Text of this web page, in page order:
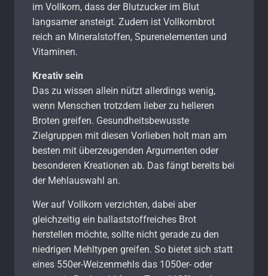
im Vollkorn, dass der Blutzucker im Blut
langsamer ansteigt. Zudem ist Vollkornbrot
reich an Mineralstoffen, Spurenelementen und
Vitaminen.
Kreativ sein
Das zu wissen allein nützt allerdings wenig,
wenn Menschen trotzdem lieber zu helleren
Broten greifen. Gesundheitsbewusste
Zielgruppen mit diesen Vorlieben holt man am
besten mit überzeugenden Argumenten oder
besonderen Kreationen ab. Das fängt bereits bei
der Mehlauswahl an.
Wer auf Vollkorn verzichten, dabei aber
gleichzeitig ein ballaststoffreiches Brot
herstellen möchte, sollte nicht gerade zu den
niedrigen Mehltypen greifen. So bietet sich statt
eines 550er-Weizenmehls das 1050er- oder